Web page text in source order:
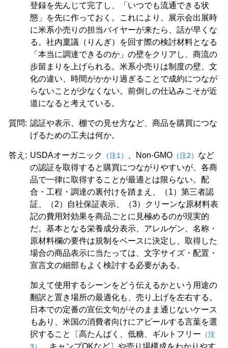
登録を先んじて完了し、「いつでも流通できる状
態」を先に作っておく。これにより、展示会出展時
に米系小売りの担当バイヤーが来たら、話が早くな
る。社内稟議（りんぎ）を回す際の検討材料となる
「本当に調達できるのか」の壁をクリアし、商流の
歩留まりを上げられる。米系小売りは制度の壁、文
化の違い、時間がかかり過ぎることで成約につなが
らないことが少なくない。前倒しの仕込みこそが近
道になると考えている。
質問: 認証や表示、棚での見せ方など、商品を購買につな
げるための工夫は何か。
答え: USDAオーガニック （注1） 、Non-GMO（注2） など
の認証を取得すると購買につながりやすいが、各商
品で一律に取得することが最適とは限らない。配
合・工程・調達の裏付けを踏まえ、（1）第三者認
証、（2）自社保証表示、（3）クリーンな原材料表
記の費用対効果を商品ごとに見極めるのが現実的
だ。基本となる栄養成分表示、アレルゲン、名称・
原材料欄の要件は規制をベースに決定し、取得した
場合の商品表示に当たっては、文字サイズ・配置・
宣言文の細部もよく検討する必要がある。
加えて使用するシーンをどう伝えるかという用途の
翻訳と置き場所の最適化も、売り上げを左右する。
日本での定番の宣伝文句がそのまま通じないケース
もあり、米国の消費者向けにアピールする言葉を選
択すること〔高たんぱく、低糖、ギルトフリー （注
3）
、キャンプOKなど〕や売り場構成をわかりやす